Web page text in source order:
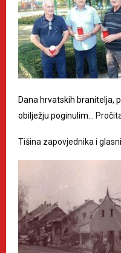
Dana hrvatskih branitelja,
obilježju poginulim…
Tišina zapovjednika i glasni